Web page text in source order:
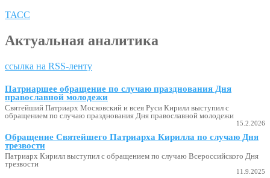
ТАСС
Актуальная аналитика
ссылка на RSS-ленту
Патриаршее обращение по случаю празднования Дня
православной молодежи
Святейший Патриарх Московский и всея Руси Кирилл выступил с
обращением по случаю празднования Дня православной молодежи
15.2.2026
Обращение Святейшего Патриарха Кирилла по случаю Дня
трезвости
Патриарх Кирилл выступил с обращением по случаю Всероссийского Дня
трезвости
11.9.2025